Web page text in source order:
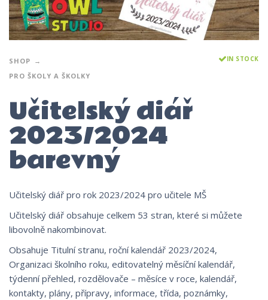
SHOP
PRO ŠKOLY A ŠKOLKY
IN STOCK
Učitelský diář
2023/2024
barevný
Učitelský diář pro rok 2023/2024 pro učitele MŠ
Učitelský diář obsahuje celkem 53 stran, které si můžete
libovolně nakombinovat.
Obsahuje Titulní stranu, roční kalendář 2023/2024,
Organizaci školního roku, editovatelný měsíční kalendář,
týdenní přehled, rozdělovače – měsíce v roce, kalendář,
kontakty, plány, přípravy, informace, třída, poznámky,